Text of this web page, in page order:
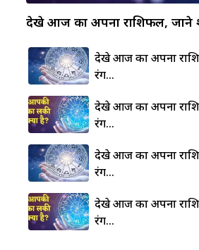
देखे आज का अपना राशिफल,
देखे आज का अपना
रंग…
देखे आज का अपना
रंग…
देखे आज का अपना
रंग…
देखे आज का अपना
रंग…